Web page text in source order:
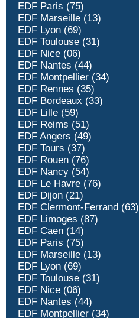
EDF Paris (75)
EDF Marseille (13)
EDF Lyon (69)
EDF Toulouse (31)
EDF Nice (06)
EDF Nantes (44)
EDF Montpellier (34)
EDF Rennes (35)
EDF Bordeaux (33)
EDF Lille (59)
EDF Reims (51)
EDF Angers (49)
EDF Tours (37)
EDF Rouen (76)
EDF Nancy (54)
EDF Le Havre (76)
EDF Dijon (21)
EDF Clermont-Ferrand (63)
EDF Limoges (87)
EDF Caen (14)
EDF Paris (75)
EDF Marseille (13)
EDF Lyon (69)
EDF Toulouse (31)
EDF Nice (06)
EDF Nantes (44)
EDF Montpellier (34)